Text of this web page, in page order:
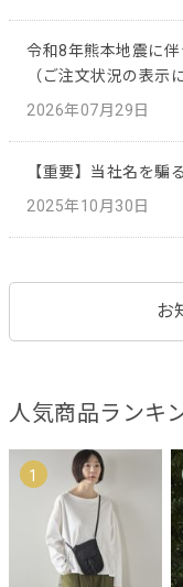
令和8年熊本地震に
（ご注文状況の表示
2026年07月29日
【重要】当社名を騙
2025年10月30日
お
人気商品ランキ
1